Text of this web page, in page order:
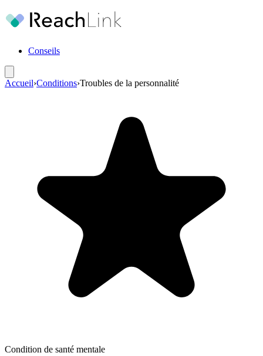
Conseils
Accueil›Conditions›Troubles de la personnalité
Condition de santé mentale